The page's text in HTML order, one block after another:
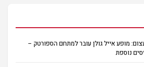
מופע אייל גולן עובר למתחם הספורטק –
נוספת